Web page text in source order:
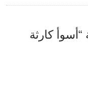
كارثة